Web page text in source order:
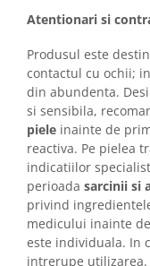
Atentionari si
Produsul este
contactul cu ochii;
din abundenta.
si sensibila,
piele inainte de
reactiva. Pe pielea
indicatiilor
perioada sarcinii si
privind
medicului inainte
este individuala. In
intrerupe